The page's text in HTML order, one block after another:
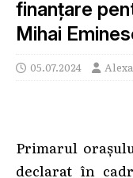
finanțare
Mihai
05.07.2024
Primarul
declarat în